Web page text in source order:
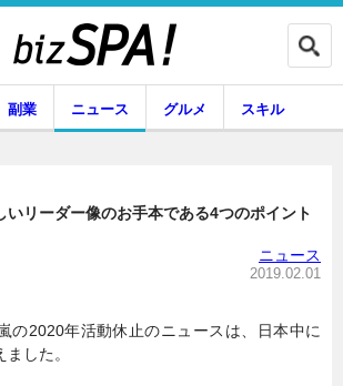
ー 専門家インタビュー
副業 ニュース グルメ スキル
いリーダー像のお手本である4つのポイント
ニュース
2019.02.01
の2020年活動休止のニュースは、日本中に
した。